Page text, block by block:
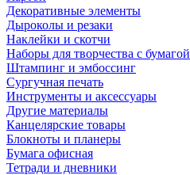
Декоративные элементы
Дыроколы и резаки
Наклейки и скотчи
Наборы для творчества с бумагой
Штампинг и эмбоссинг
Сургучная печать
Инструменты и аксессуары
Другие материалы
Канцелярские товары
Блокноты и планеры
Бумага офисная
Тетради и дневники